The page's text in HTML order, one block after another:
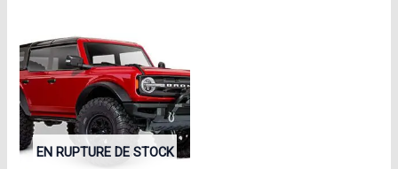
EN RUPTURE DE STOCK